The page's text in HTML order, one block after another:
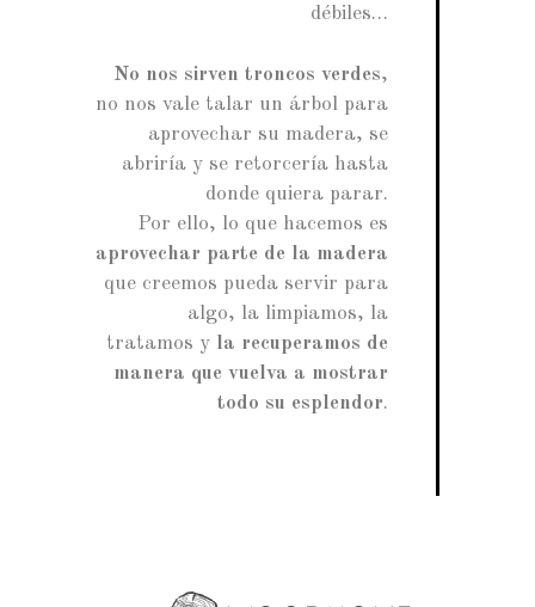
débiles…
No nos sirven troncos verdes,
no nos vale talar un árbol para
aprovechar su madera, se
abriría y se retorcería hasta
donde quiera parar.
Por ello, lo que hacemos es
aprovechar parte de la madera
que creemos pueda servir para
algo, la limpiamos, la
tratamos y la recuperamos de
manera que vuelva a mostrar
todo su esplendor.